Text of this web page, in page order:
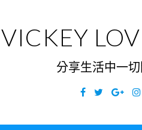
content
VICKEY
分享生活中一
Facebook
Twitter